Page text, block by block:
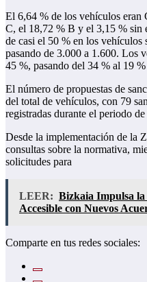
El 6,64 % de los vehículos
C, el 18,72 % B y el 3,15 % sin
de casi el 50 % en los vehículos
pasando de 3.000 a 1.600. Los
45 %, pasando del 34 % al 19
El número de propuestas de
del total de vehículos, con 79
registradas durante el periodo
Desde la implementación de la
consultas sobre la normativa,
solicitudes para
LEER: Bizkaia Impulsa
Accesible con Nuevos
Comparte en tus redes sociales: